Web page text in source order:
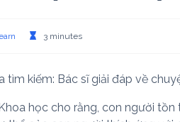
3 minutes
tìm kiếm: Bác sĩ giải đáp về
học cho rằng, con người